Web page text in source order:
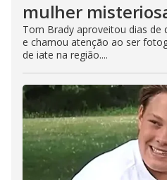
mulher
Tom Brady aproveitou dias de
e chamou atenção ao ser
de iate na região....